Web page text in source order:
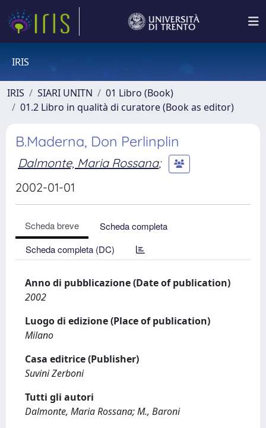
IRIS
IRIS SIARI UNITN
01 Libro (Book)
01.2 Libro in qualità di curatore (Book as editor)
B.Maderna, Don Perlinplin
Dalmonte, Maria Rossana;
2002-01-01
Scheda breve
Scheda completa
Scheda completa (DC)
Anno di pubblicazione (Date of publication)
2002
Luogo di edizione (Place of publication)
Milano
Casa editrice (Publisher)
Suvini Zerboni
Tutti gli autori
Dalmonte, Maria Rossana; M., Baroni